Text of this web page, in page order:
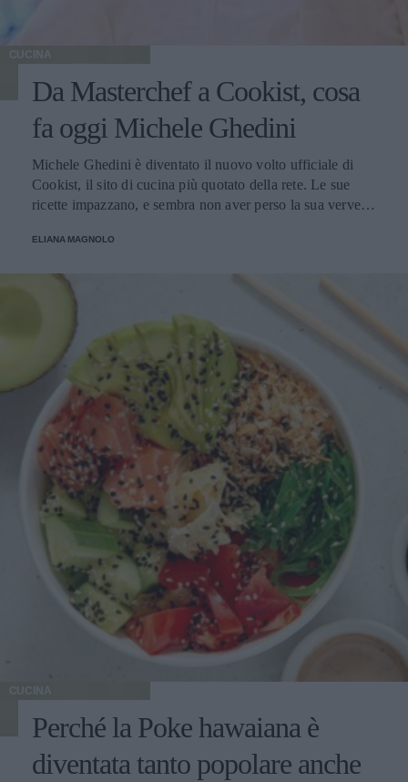
CUCINA
Da Masterchef a Cookist, cosa
fa oggi Michele Ghedini
Michele Ghedini è diventato il nuovo volto ufficiale di
Cookist, il sito di cucina più quotato della rete. Le sue
ricette impazzano, e sembra non aver perso la sua verve
veramente stupendo.
ELIANA MAGNOLO
CUCINA
Perché la Poke hawaiana è
diventata tanto popolare anche